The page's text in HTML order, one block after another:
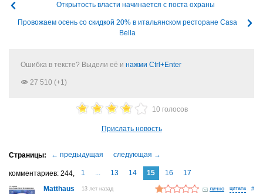
Открытость власти начинается с поста охраны
Провожаем осень со скидкой 20% в итальянском ресторане Casa
Bella
Ошибка в тексте? Выдели её и нажми Ctrl+Enter
27 510 (+1)
10 голосов
Прислать новость
комментариев 244 1 ... 13 14 15 16
17
Matthaus
13 лет назад лично #